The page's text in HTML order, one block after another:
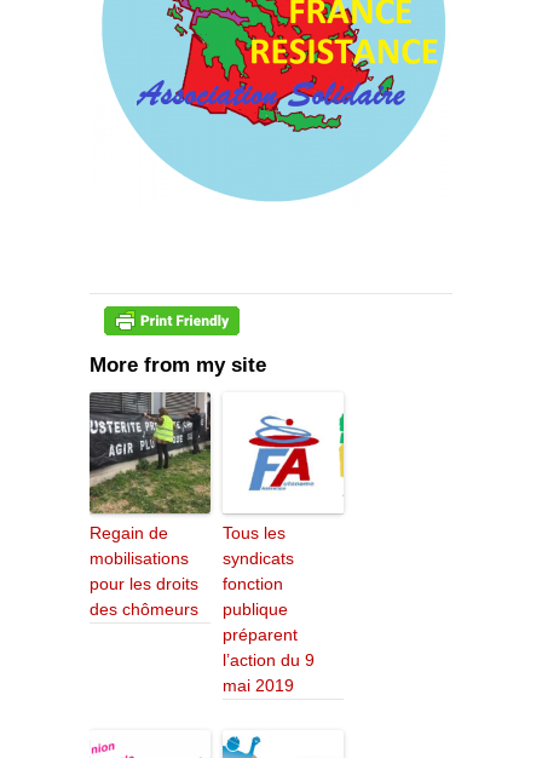
More from my site
Regain de
mobilisations
pour les droits
des chômeurs
Tous les
syndicats
fonction
publique
préparent
l’action du 9
mai 2019